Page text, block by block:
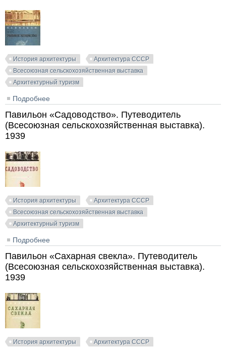
История архитектуры
Архитектура СССР
Всесоюзная сельскохозяйственная выставка
Архитектурный туризм
Подробнее
Павильон «Садоводство». Путеводитель
(Всесоюзная сельскохозяйственная выставка).
1939
История архитектуры
Архитектура СССР
Всесоюзная сельскохозяйственная выставка
Архитектурный туризм
Подробнее
Павильон «Сахарная свекла». Путеводитель
(Всесоюзная сельскохозяйственная выставка).
1939
История архитектуры
Архитектура СССР